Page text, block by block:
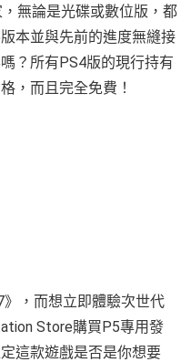
無論是光碟或數位版，都
本並與先前的進度無縫接
？所有PS4版的現行持有
，而且完全免費！
，而想立即體驗次世代
Store購買P5專用發
這款遊戲是否是你想要